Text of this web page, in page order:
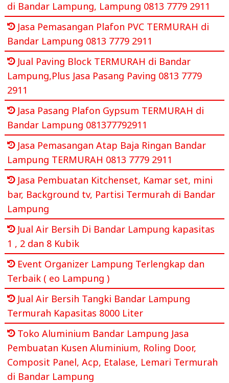
di Bandar Lampung, Lampung 0813 7779 2911
Jasa Pemasangan Plafon PVC TERMURAH di
Bandar Lampung 0813 7779 2911
Jual Paving Block TERMURAH di Bandar
Lampung,Plus Jasa Pasang Paving 0813 7779
2911
Jasa Pasang Plafon Gypsum TERMURAH di
Bandar Lampung 081377792911
Jasa Pemasangan Atap Baja Ringan Bandar
Lampung TERMURAH 0813 7779 2911
Jasa Pembuatan Kitchenset, Kamar set, mini
bar, Background tv, Partisi Termurah di Bandar
Lampung
Jual Air Bersih Di Bandar Lampung kapasitas
1 , 2 dan 8 Kubik
Event Organizer Lampung Terlengkap dan
Terbaik ( eo Lampung )
Jual Air Bersih Tangki Bandar Lampung
Termurah Kapasitas 8000 Liter
Toko Aluminium Bandar Lampung Jasa
Pembuatan Kusen Aluminium, Roling Door,
Composit Panel, Acp, Etalase, Lemari Termurah
di Bandar Lampung